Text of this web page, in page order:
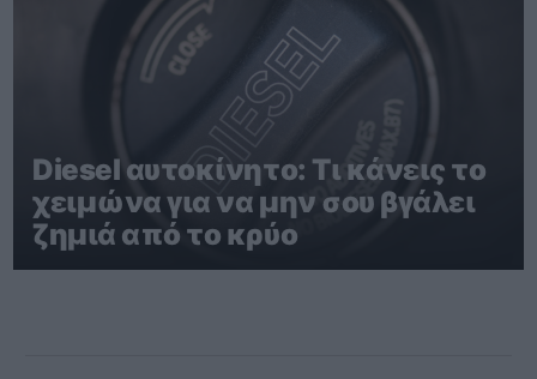
Diesel αυτοκίνητο: Τι κάνεις το
χειμώνα για να μην σου βγάλει
ζημιά από το κρύο